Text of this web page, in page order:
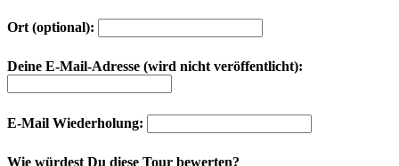
Ort (optional):
Deine E-Mail-Adresse (wird nicht veröffentlicht):
E-Mail Wiederholung:
Wie würdest Du diese Tour bewerten?